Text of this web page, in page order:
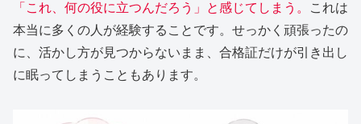
「これ、何の役に立つんだろう」と感じてしまう。
これは
本当に多くの人が経験することです。せっかく頑張ったの
に、活かし方が見つからないまま、合格証だけが引き出し
に眠ってしまうこともあります。